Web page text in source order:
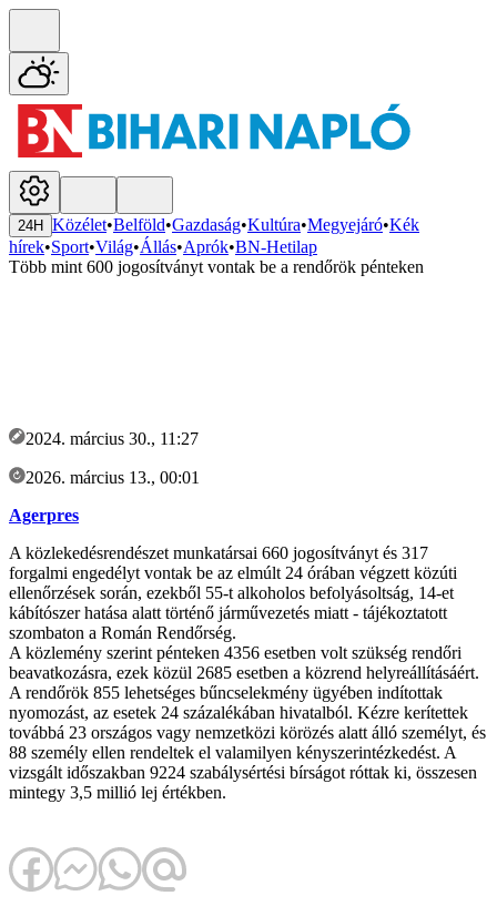
24H Közélet•Belföld•Gazdaság•Kultúra•Megyejáró•Kék
hírek•Sport•Világ•Állás•Aprók•BN-Hetilap
Több mint 600 jogosítványt vontak be a rendőrök pénteken
2024. március 30., 11:27
2026. március 13., 00:01
Agerpres
A közlekedésrendészet munkatársai 660 jogosítványt és 317
forgalmi engedélyt vontak be az elmúlt 24 órában végzett közúti
ellenőrzések során, ezekből 55-t alkoholos befolyásoltság, 14-et
kábítószer hatása alatt történő járművezetés miatt - tájékoztatott
szombaton a Román Rendőrség.
A közlemény szerint pénteken 4356 esetben volt szükség rendőri
beavatkozásra, ezek közül 2685 esetben a közrend helyreállításáért.
A rendőrök 855 lehetséges bűncselekmény ügyében indítottak
nyomozást, az esetek 24 százalékában hivatalból. Kézre kerítettek
továbbá 23 országos vagy nemzetközi körözés alatt álló személyt, és
88 személy ellen rendeltek el valamilyen kényszerintézkedést. A
vizsgált időszakban 9224 szabálysértési bírságot róttak ki, összesen
mintegy 3,5 millió lej értékben.